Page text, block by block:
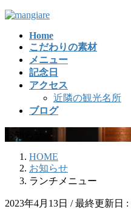
コ
ナ
動
Home
こだわりの素材
メニュー
記念日
アクセス
近隣の観光名所
ブログ
お知らせ
HOME
お知らせ
ランチメニュー
2023年4月13日 / 最終更新日 :